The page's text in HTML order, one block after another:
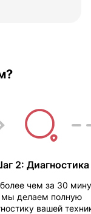
2: Диагностика
чем за 30
мы делаем полную
вашей